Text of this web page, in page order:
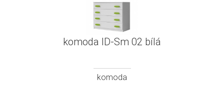
komoda ID-Sm 02 bílá
komoda